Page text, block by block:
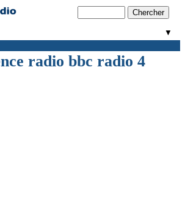
▼
radio bbc radio 4